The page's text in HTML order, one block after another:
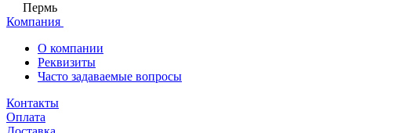
Пермь
Компания
О компании
Реквизиты
Часто задаваемые вопросы
Контакты
Оплата